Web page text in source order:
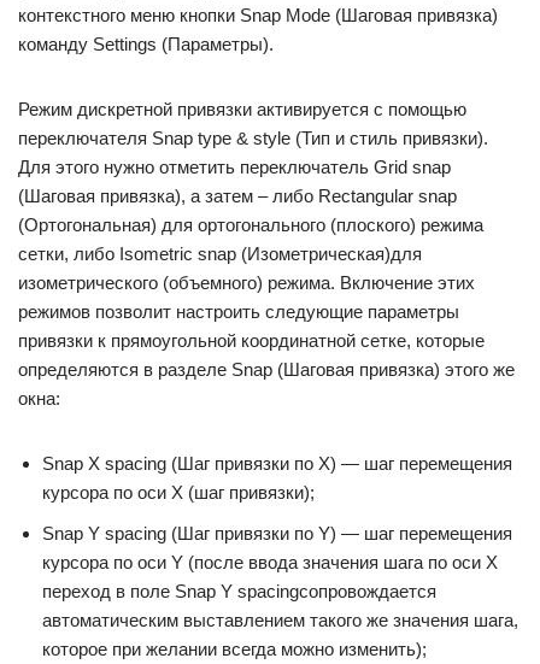
контекстного меню кнопки Snap Mode (Шаговая привязка)
команду Settings (Параметры).
Режим дискретной привязки активируется с помощью
переключателя Snap type & style (Тип и стиль привязки).
Для этого нужно отметить переключатель Grid snap
(Шаговая привязка), а затем – либо Rectangular snap
(Ортогональная) для ортогонального (плоского) режима
сетки, либо Isometric snap (Изометрическая)для
изометрического (объемного) режима. Включение этих
режимов позволит настроить следующие параметры
привязки к прямоугольной координатной сетке, которые
определяются в разделе Snap (Шаговая привязка) этого же
окна:
Snap X spacing (Шаг привязки по X) — шаг перемещения
курсора по оси X (шаг привязки);
Snap Y spacing (Шаг привязки по Y) — шаг перемещения
курсора по оси Y (после ввода значения шага по оси X
переход в поле Snap Y spacingсопровождается
автоматическим выставлением такого же значения шага,
которое при желании всегда можно изменить);